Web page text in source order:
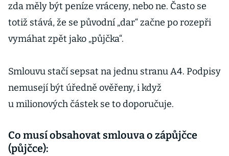
zda měly být peníze vráceny, nebo ne. Často se
totiž stává, že se původní „dar“ začne po rozepři
vymáhat zpět jako „půjčka“.
Smlouvu stačí sepsat na jednu stranu A4. Podpisy
nemusejí být úředně ověřeny, i když
u milionových částek se to doporučuje.
Co musí obsahovat smlouva o zápůjčce
(půjčce):